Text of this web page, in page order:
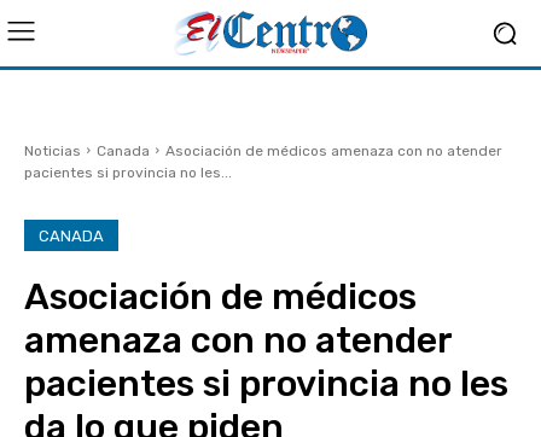
Noticias Canada
Asociación de médicos amenaza con no atender
pacientes si provincia no les...
CANADA
Asociación de médicos
amenaza con no atender
pacientes si provincia no les
da lo que piden